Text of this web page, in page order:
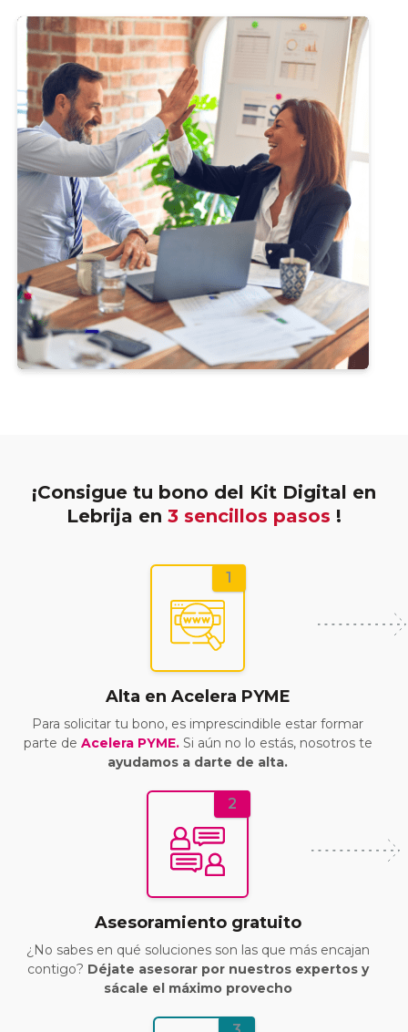
¡Consigue tu bono del Kit Digital en
Lebrija en 3 sencillos pasos !
Alta en Acelera PYME
Para solicitar tu bono, es imprescindible estar formar
parte de Acelera PYME. Si aún no lo estás, nosotros te
ayudamos a darte de alta.
1
Asesoramiento gratuito
¿No sabes en qué soluciones son las que más encajan
contigo? Déjate asesorar por nuestros expertos y
sácale el máximo provecho
2